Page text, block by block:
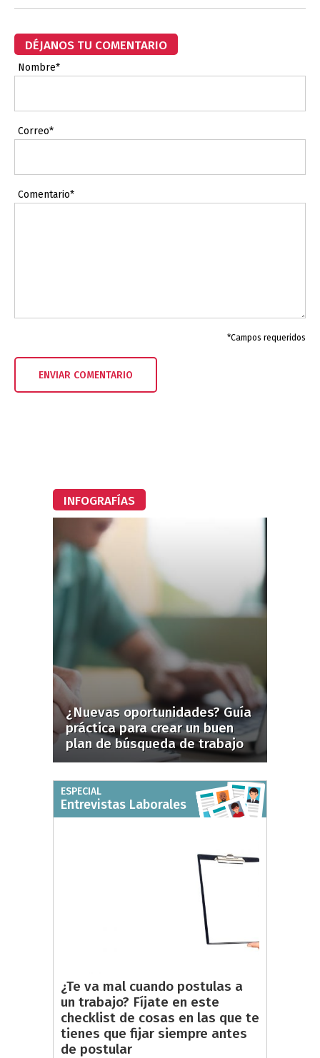
DÉJANOS TU COMENTARIO
Nombre*
Correo*
Comentario*
*Campos requeridos
INFOGRAFÍAS
¿Nuevas oportunidades? Guía
práctica para crear un buen
plan de búsqueda de trabajo
ESPECIAL
Entrevistas Laborales
¿Te va mal cuando postulas a
un trabajo? Fíjate en este
checklist de cosas en las que te
tienes que fijar siempre antes
de postular